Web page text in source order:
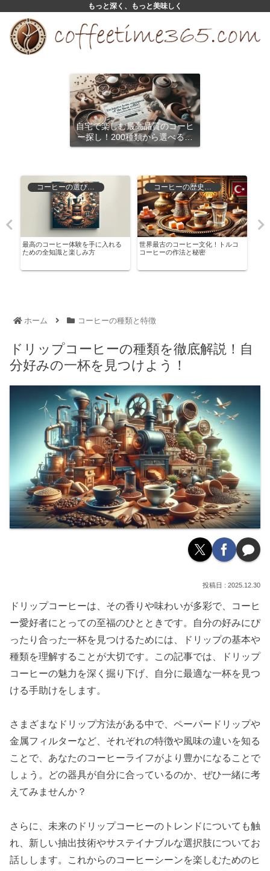
もっと深く、もっと美味しく
自宅で楽しむ最高品質のコーヒ
ー探し！200種類から選べるサ
ブスクリプション
最高のコーヒー体験を手に入れる
ための全知識と楽しみ方
世界最古のコーヒー文化！トルコ
コーヒーの作法と秘密
ホーム コーヒーの種類と特徴
ドリップコーヒーの種類を徹底解説！自
分好みの一杯を見つけよう！
2025.12.30
ドリップコーヒーは、その香りや味わいが多彩で、コーヒ
ー愛好者にとっての至福のひとときです。自分の好みにぴ
ったり合った一杯を見つけるためには、ドリップの基本や
種類を理解することが大切です。この記事では、ドリップ
コーヒーの魅力を深く掘り下げ、自分に最適な一杯を見つ
ける手助けをします。
さまざまなドリップ方法がある中で、ペーパードリップや
金属フィルターなど、それぞれの特徴や風味の違いを知る
ことで、あなたのコーヒーライフがより豊かになることで
しょう。どの器具が自分に合っているのか、ぜひ一緒に考
えてみませんか？
さらに、未来のドリップコーヒーのトレンドについても触
れ、新しい抽出技術やサステイナブルな選択肢についてお
話しします。これからのコーヒーシーンを楽しむためのヒ